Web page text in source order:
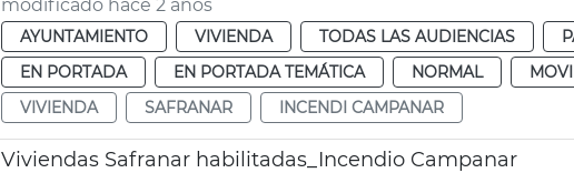
modificado hace 2 años
AYUNTAMIENTO VIVIENDA TODAS LAS AUDIENCIAS
EN PORTADA
EN PORTADA TEMÁTICA NORMAL
VIVIENDA
SAFRANAR INCENDI CAMPANAR
Viviendas Safranar habilitadas_Incendio Campanar